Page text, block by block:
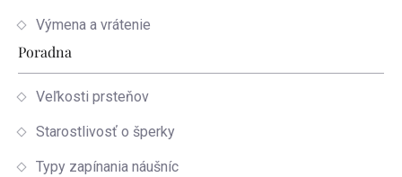
Výmena a vrátenie
Poradna
Veľkosti prsteňov
Starostlivosť o šperky
Typy zapínania náušníc